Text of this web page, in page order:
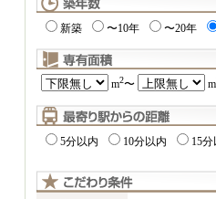
新築 〜10年 〜20年
m2〜 m
5分以内 10分以内 15分